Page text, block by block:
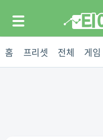
홈 프리셋 전체 게임